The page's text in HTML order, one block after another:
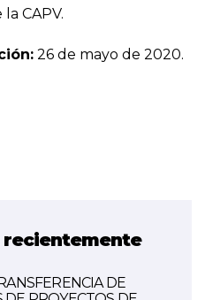
CAPV.
26 de mayo de 2020.
recientemente
DE